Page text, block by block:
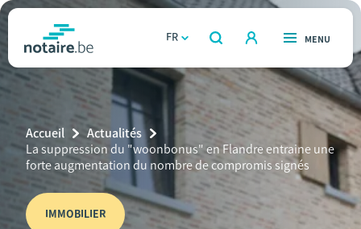
Aller
contenu
principal
notaire.behomepage
FR
OUVERT
RECHERCHER
OUVERT
MENU
Immobilier
Relations et vivre ensemble
Héritage et donations
TROUVER UN NOTAIRE
Breadcrumb
Accueil
Actualités
Current
Page:
La suppression du "woonbonus" en Flandre entraine une
forte augmentation du nombre de compromis signés
IMMOBILIER